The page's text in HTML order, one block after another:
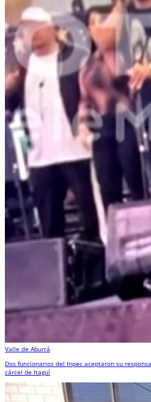
Valle de Aburrá
Dos funcionarios del Inpec aceptaron su
cárcel de Itagüí